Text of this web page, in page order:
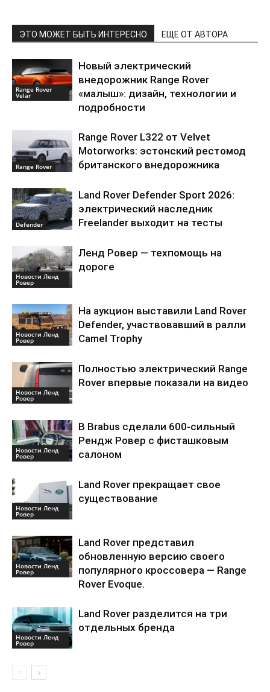
ЭТО МОЖЕТ БЫТЬ ИНТЕРЕСНО ЕЩЕ ОТ АВТОРА
Range Rover
Velar
Новый электрический
внедорожник Range Rover
«малыш»: дизайн, технологии и
подробности
Range Rover
Range Rover L322 от Velvet
Motorworks: эстонский рестомод
британского внедорожника
Defender
Land Rover Defender Sport 2026:
электрический наследник
Freelander выходит на тесты
Новости Ленд
Ровер
Ленд Ровер — техпомощь на
дороге
Новости Ленд
Ровер
На аукцион выставили Land Rover
Defender, участвовавший в ралли
Camel Trophy
Новости Ленд
Ровер
Полностью электрический Range
Rover впервые показали на видео
Новости Ленд
Ровер
В Brabus сделали 600-сильный
Рендж Ровер с фисташковым
салоном
Новости Ленд
Ровер
Land Rover прекращает свое
существование
Новости Ленд
Ровер
Land Rover представил
обновленную версию своего
популярного кроссовера — Range
Rover Evoque.
Новости Ленд
Ровер
Land Rover разделится на три
отдельных бренда